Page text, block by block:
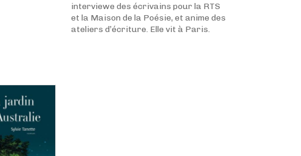
interviewe des écrivains pour la RTS
et la Maison de la Poésie, et anime des
ateliers d’écriture. Elle vit à Paris.